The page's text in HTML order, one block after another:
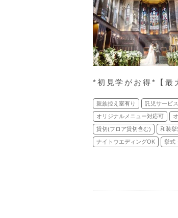
*初見学がお得*【最
親族控え室有り 託児サービ
オリジナルメニュー対応可
貸切(フロア貸切含む) 和装
ナイトウエディングOK 挙式